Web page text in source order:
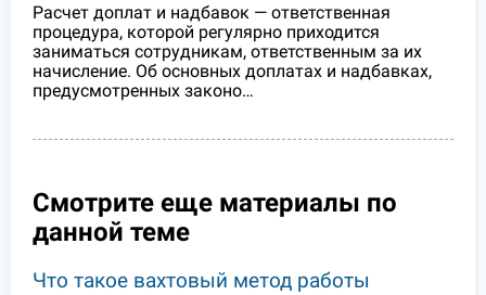
Расчет доплат и надбавок — ответственная
процедура, которой регулярно приходится
заниматься сотрудникам, ответственным за их
начисление. Об основных доплатах и надбавках,
предусмотренных законо…
Смотрите еще материалы по
данной теме
Что такое вахтовый метод работы